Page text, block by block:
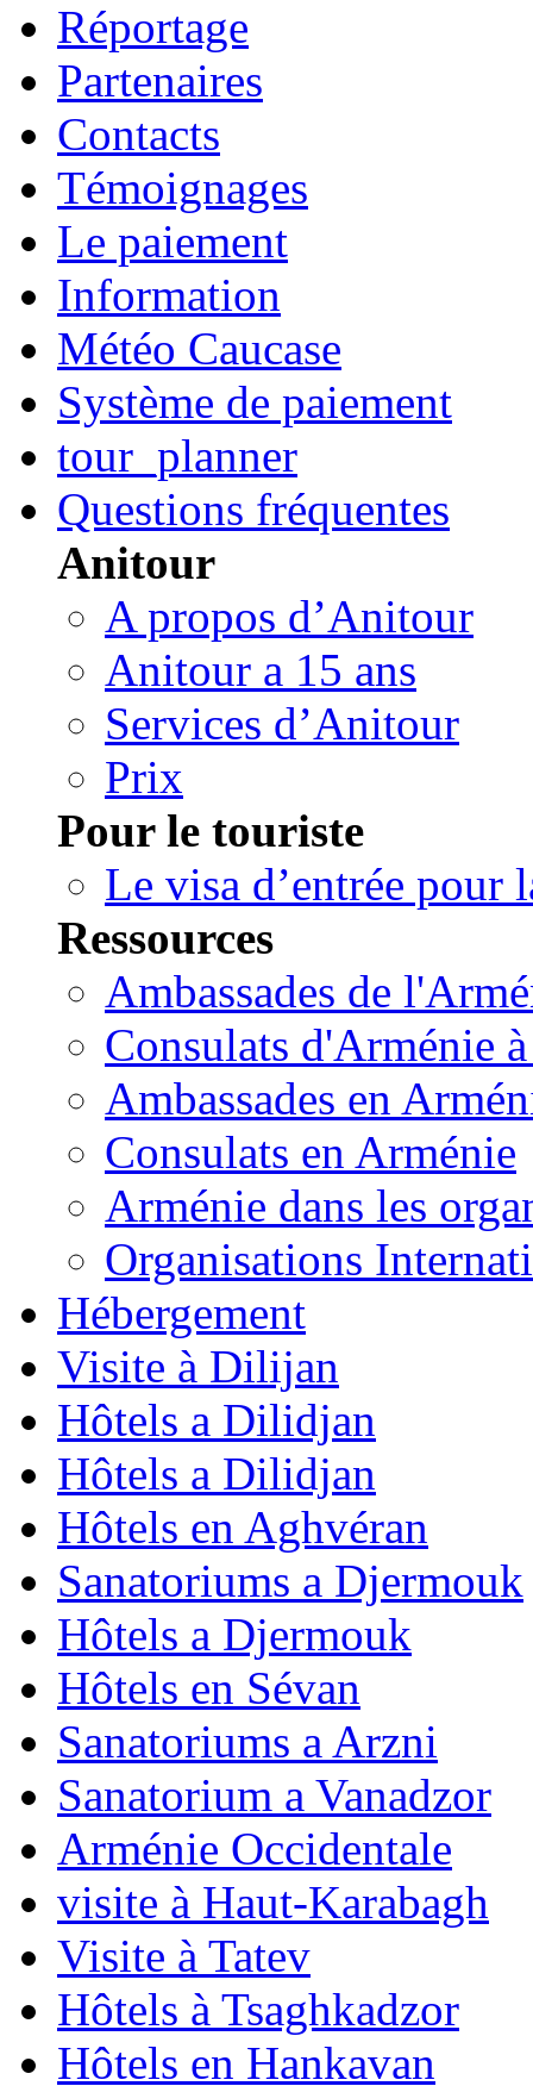
Réportage
Partenaires
Contacts
Témoignages
Le paiement
Information
Météo Caucase
Système de paiement
tour_planner
Questions fréquentes
Anitour
A propos d’Anitour
Anitour a 15 ans
Services d’Anitour
Prix
Pour le touriste
Le visa d’entrée pour
Ressources
Ambassades de
Consulats d'Arménie
Ambassades en
Consulats en Arménie
Arménie dans les
Organisations
Hébergement
Visite à Dilijan
Hôtels a Dilidjan
Hôtels a Dilidjan
Hôtels en Aghvéran
Sanatoriums a Djermouk
Hôtels a Djermouk
Hôtels en Sévan
Sanatoriums a Arzni
Sanatorium a Vanadzor
Arménie Occidentale
visite à Haut-Karabagh
Visite à Tatev
Hôtels à Tsaghkadzor
Hôtels en Hankavan